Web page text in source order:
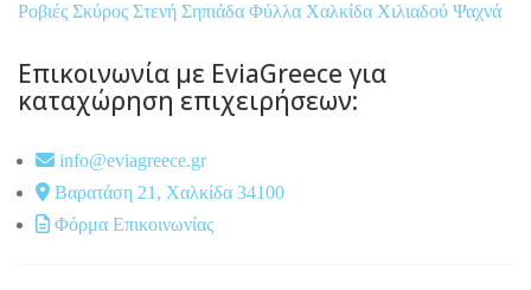
Ροβιές Σκύρος Στενή Σηπιάδα Φύλλα Χαλκίδα Χιλιαδού Ψαχνά
Επικοινωνία με EviaGreece για
καταχώρηση επιχειρήσεων:
info@eviagreece.gr
Βαρατάση 21, Χαλκίδα 34100
Φόρμα Επικοινωνίας